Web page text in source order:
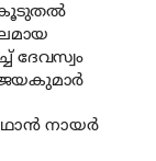
കൂടുതല്‍
ദേവസ്വം
നായര്‍